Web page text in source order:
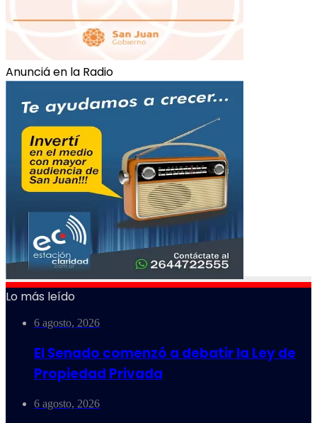
Anunciá en la Radio
Lo más leído
6 agosto, 2026
El Senado comenzó a debatir la Ley de
Propiedad Privada
6 agosto, 2026